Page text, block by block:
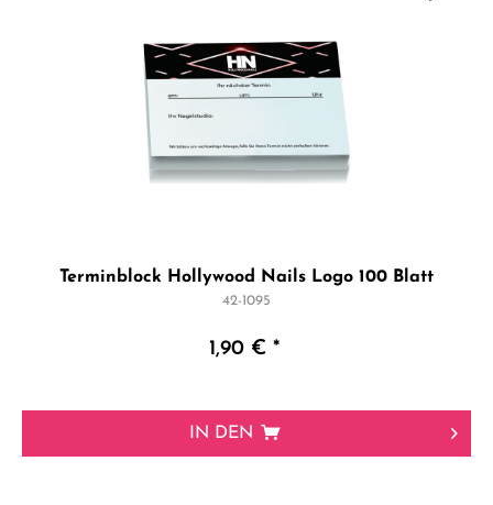
Terminblock Hollywood Nails Logo 100 Blatt
42-1095
1,90 € *
IN DEN